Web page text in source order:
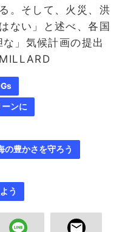
。そして、火災、洪
ない」と述べ、各国
」気候計画の提出
ーンに
の豊かさを守ろう
う